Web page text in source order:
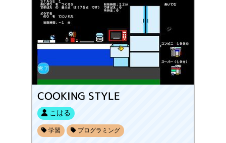
COOKING STYLE
こはる
学習 プログラミング